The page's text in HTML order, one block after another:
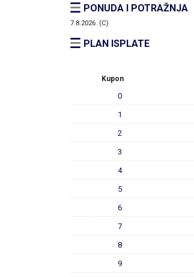
PONUDA I POTRAŽNJA
7.8.2026. (C)
PLAN ISPLATE
Kupon
0
1
2
3
4
5
6
7
8
9